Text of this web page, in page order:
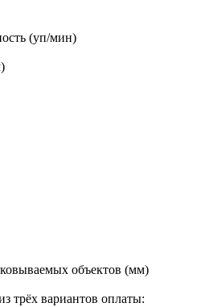
(уп/мин)
объектов (мм)
трёх вариантов оплаты: